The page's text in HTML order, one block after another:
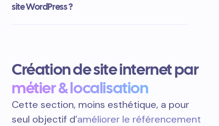
site WordPress ?
Création de site internet par
métier & localisation
Cette section, moins esthétique, a pour
seul objectif d’améliorer le référencement